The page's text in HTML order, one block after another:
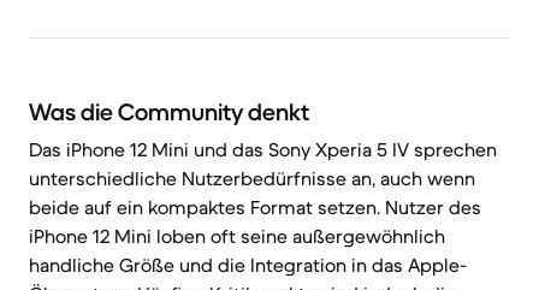
Was die Community denkt
Das iPhone 12 Mini und das Sony Xperia 5 IV sprechen
unterschiedliche Nutzerbedürfnisse an, auch wenn
beide auf ein kompaktes Format setzen. Nutzer des
iPhone 12 Mini loben oft seine außergewöhnlich
handliche Größe und die Integration in das Apple-